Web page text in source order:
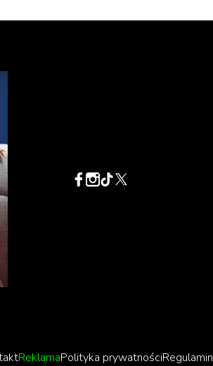
na swoim profilu
na
DEPRESJA,
tracimy
ReklamaPolityka prywatnościRegulamin